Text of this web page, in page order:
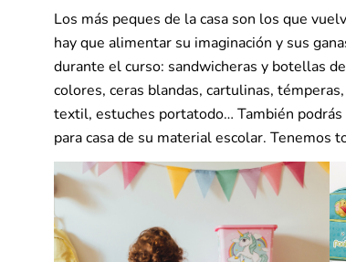
Los más peques de la casa son los que
hay que alimentar su imaginación y sus
durante el curso: sandwicheras y botellas
colores, ceras blandas, cartulinas,
textil, estuches portatodo… También
para casa de su material escolar. Tenemos